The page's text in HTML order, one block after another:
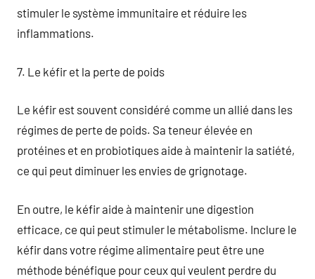
stimuler le système immunitaire et réduire les
inflammations.
7. Le kéfir et la perte de poids
Le kéfir est souvent considéré comme un allié dans les
régimes de perte de poids. Sa teneur élevée en
protéines et en probiotiques aide à maintenir la satiété,
ce qui peut diminuer les envies de grignotage.
En outre, le kéfir aide à maintenir une digestion
efficace, ce qui peut stimuler le métabolisme. Inclure le
kéfir dans votre régime alimentaire peut être une
méthode bénéfique pour ceux qui veulent perdre du